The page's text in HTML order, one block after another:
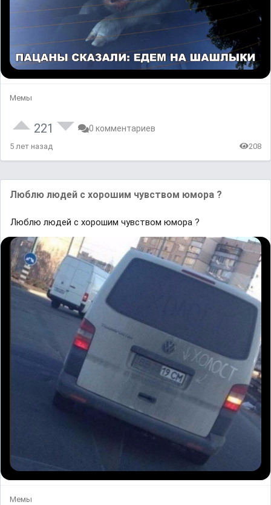
Мемы
221 0 комментариев
5 лет назад 208
Люблю людей с хорошим чувством юмора ?
Люблю людей с хорошим чувством юмора ?
Мемы